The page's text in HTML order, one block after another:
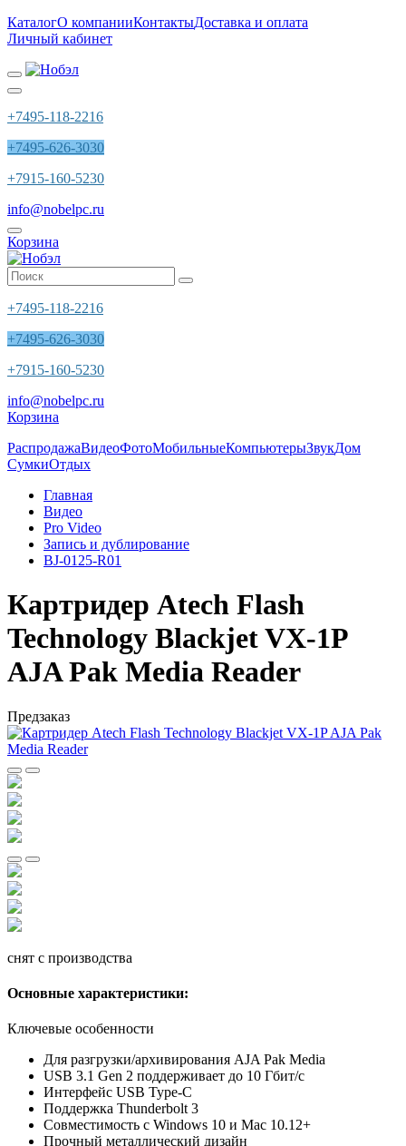
КаталогО компанииКонтактыДоставка и оплата
Личный кабинет
+7495-118-2216
+7495-626-3030
+7915-160-5230
info@nobelpc.ru
Корзина
+7495-118-2216
+7495-626-3030
+7915-160-5230
info@nobelpc.ru
Корзина
РаспродажаВидеоФотоМобильныеКомпьютерыЗвукДом
СумкиОтдых
Главная
Видео
Pro Video
Запись и дублирование
BJ-0125-R01
Картридер Atech Flash
Technology Blackjet VX-1P
AJA Pak Media Reader
Предзаказ
снят с производства
Основные характеристики:
Ключевые особенности
Для разгрузки/архивирования AJA Pak Media
USB 3.1 Gen 2 поддерживает до 10 Гбит/с
Интерфейс USB Type-C
Поддержка Thunderbolt 3
Совместимость с Windows 10 и Mac 10.12+
Прочный металлический дизайн